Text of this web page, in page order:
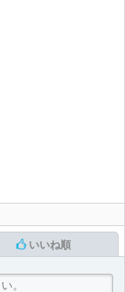
いいね順